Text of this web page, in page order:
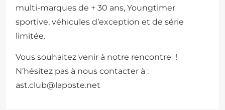
multi-marques de + 30 ans, Youngtimer
sportive, véhicules d’exception et de série
limitée.
Vous souhaitez venir à notre rencontre !
N’hésitez pas à nous contacter à :
ast.club@laposte.net